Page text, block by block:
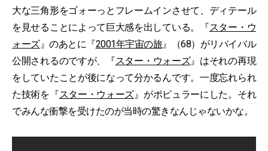
大な三角形をゴォーっとフレームインさせて、ディテール
を見せることによって巨大感を出している。『スター・ウ
ォーズ』のあとに『2001年宇宙の旅』（68）がリバイバル
公開されるのですが、『スター・ウォーズ』はそれの再現
をしていたことが後になって分かるんです。一度忘れられ
た技術を『スター・ウォーズ』がポピュラーにした。それ
でみんな衝撃を受けたのが当時の驚きなんじゃないかな。